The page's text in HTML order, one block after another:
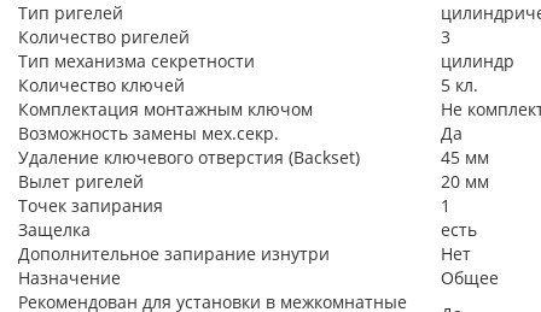
Тип ригелей
Количество ригелей
3
Тип механизма секретности
цилиндр
Количество ключей
5 кл.
Комплектация монтажным ключом
Не
Возможность замены мех.секр.
Да
Удаление ключевого отверстия (Backset)
45 мм
Вылет ригелей
20 мм
Точек запирания
1
Защелка
есть
Дополнительное запирание изнутри
Нет
Назначение
Общее
Рекомендован для установки в межкомнатные